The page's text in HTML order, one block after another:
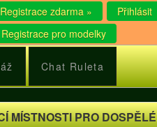
Registrace zdarma »
Přihlásit
Registrace pro modelky
Chat Ruleta
MÍSTNOSTI PRO DOSPĚLÉ